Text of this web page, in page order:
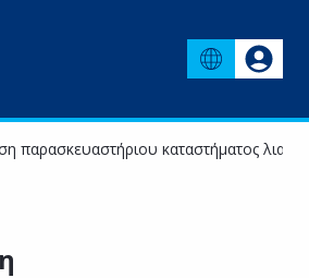
παρασκευαστήριου καταστήματος